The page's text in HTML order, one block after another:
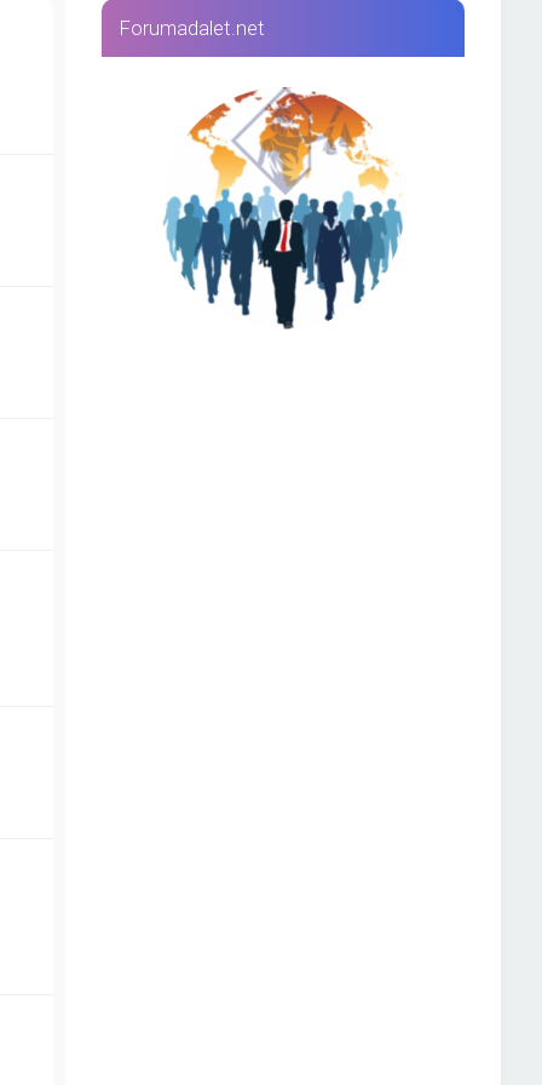
Forumadalet.net